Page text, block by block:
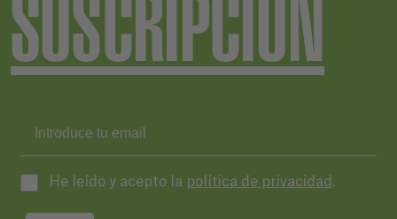
SUSCRIPCIÓN
He leído y acepto la política de privacidad .